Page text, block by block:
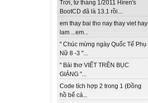
Trời, từ tháng 1/2011 Hiren's
BootCD đã là 13.1 rồi...
em thay bai tho nay thay viet hay
lam ...em...
" Chúc mừng ngày Quốc Tế Phụ
Nữ 8 -3 "...
" Bài thơ VIẾT TRÊN BỤC
GIẢNG "...
Code tích hợp 2 trong 1 (Đồng
hồ bể cá...